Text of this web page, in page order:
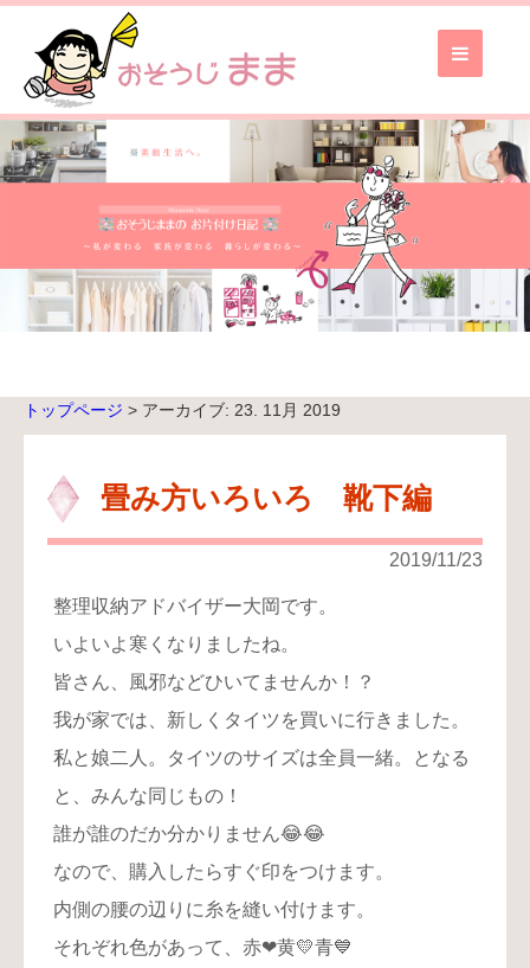
お
そ
う
じ
ブ
ロ
り
せ
トップページ > アーカイブ: 23. 11月 2019
畳み方いろいろ 靴下編
2019/11/23
整理収納アドバイザー大岡です。
いよいよ寒くなりましたね。
皆さん、風邪などひいてませんか！？
我が家では、新しくタイツを買いに行きました。
私と娘二人。タイツのサイズは全員一緒。となる
と、みんな同じもの！
誰が誰のだか分かりません😂😂
なので、購入したらすぐ印をつけます。
内側の腰の辺りに糸を縫い付けます。
それぞれ色があって、赤❤黄💛青💙